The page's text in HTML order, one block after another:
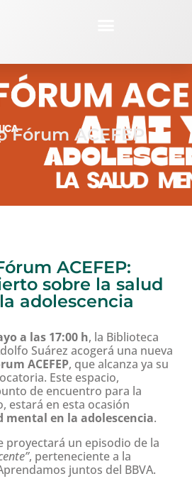
Fórum ACEFEP
ACEFEP:
sobre la salud
adolescencia
a las 17:00 h, la Biblioteca
Suárez acogerá una nueva
ACEFEP, que alcanza ya su
Este espacio,
de encuentro para la
estará en esta ocasión
mental en la adolescencia.
proyectará un episodio de la
, perteneciente a la
juntos del BBVA.